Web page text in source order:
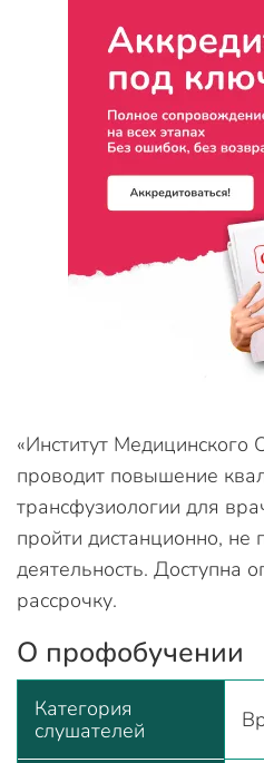
«Институт Медицинского
проводит повышение
трансфузиологии для
пройти дистанционно,
деятельность. Доступна
рассрочку.
О профобучении
Категория
слушателей